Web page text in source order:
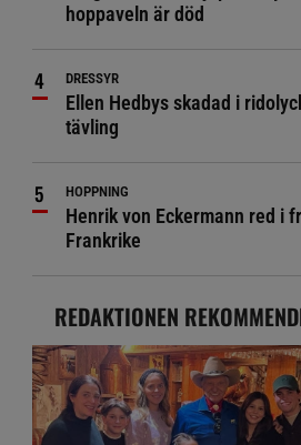
hoppaveln är död
DRESSYR
Ellen Hedbys skadad i
tävling
HOPPNING
Henrik von Eckermann red i
Frankrike
REDAKTIONEN